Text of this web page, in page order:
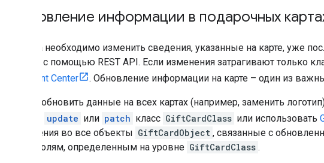
Обновление информации в подарочных
Иногда необходимо изменить сведения, указанные на карте, уже
можно с помощью REST API. Если изменения затрагивают только
Merchant Center
. Обновление информации на карте – один из
Чтобы обновить данные на всех картах (например, заменить
update или patch класс GiftCardClass или использовать
изменения во все объекты GiftCardObject , связанные с
всем полям, определенным на уровне GiftCardClass .